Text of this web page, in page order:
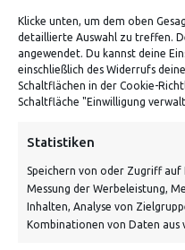
Klicke unten, um dem oben
detaillierte Auswahl zu treffen.
angewendet. Du kannst deine
einschließlich des Widerrufs
Schaltflächen in der Cookie-
Schaltfläche "Einwilligung
Statistiken
Speichern von oder Zugriff
Messung der Werbeleistung,
Inhalten, Analyse von
Kombinationen von Daten aus
ADRESSE
Von Tiling GmbH
Bahnhofstraße 3,
Kontakt: Mo - Fr von